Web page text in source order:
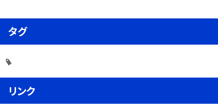
タグ
リンク